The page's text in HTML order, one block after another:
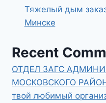
Тяжелый дым
Минске
Recent
ОТДЕЛ ЗАГС
МОСКОВСКОГО
твой любимый